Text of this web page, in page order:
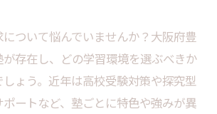
ついて悩んでいませんか？大阪府豊
存在し、どの学習環境を選ぶべきか
ょう。近年は高校受験対策や探究型
ートなど、塾ごとに特色や強みが異